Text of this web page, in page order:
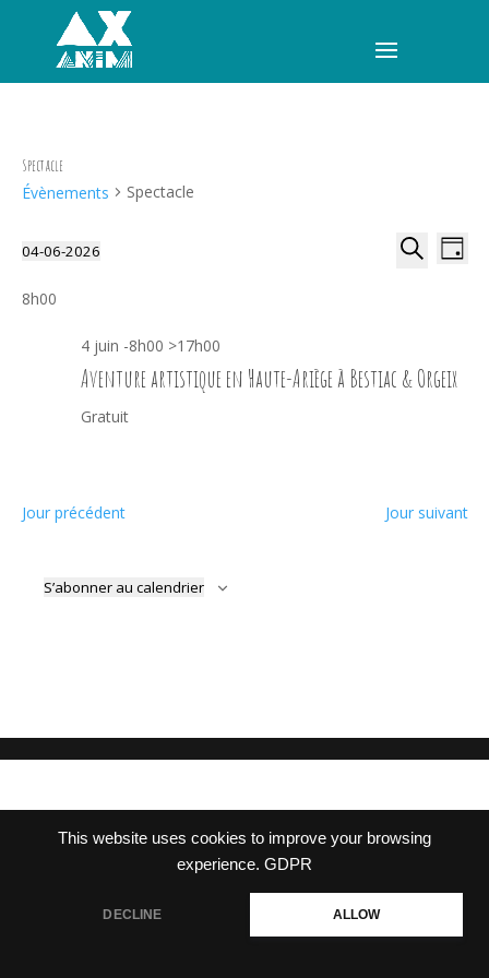
This website uses cookies to improve your browsing
experience. GDPR
DECLINE ALLOW
Spectacle
Évènements Spectacle
Recherche
de
Jour
04-06-2026
une
8h00
4 juin -8h00 >17h00
Aventure artistique en Haute-Ariège à Bestiac & Orgeix
Gratuit
Jour précédent Jour suivant
S’abonner au calendrier